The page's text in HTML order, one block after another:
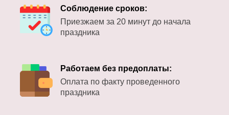
Соблюдение сроков:
Приезжаем за 20 минут до начала
праздника
Работаем без предоплаты:
Оплата по факту проведенного
праздника